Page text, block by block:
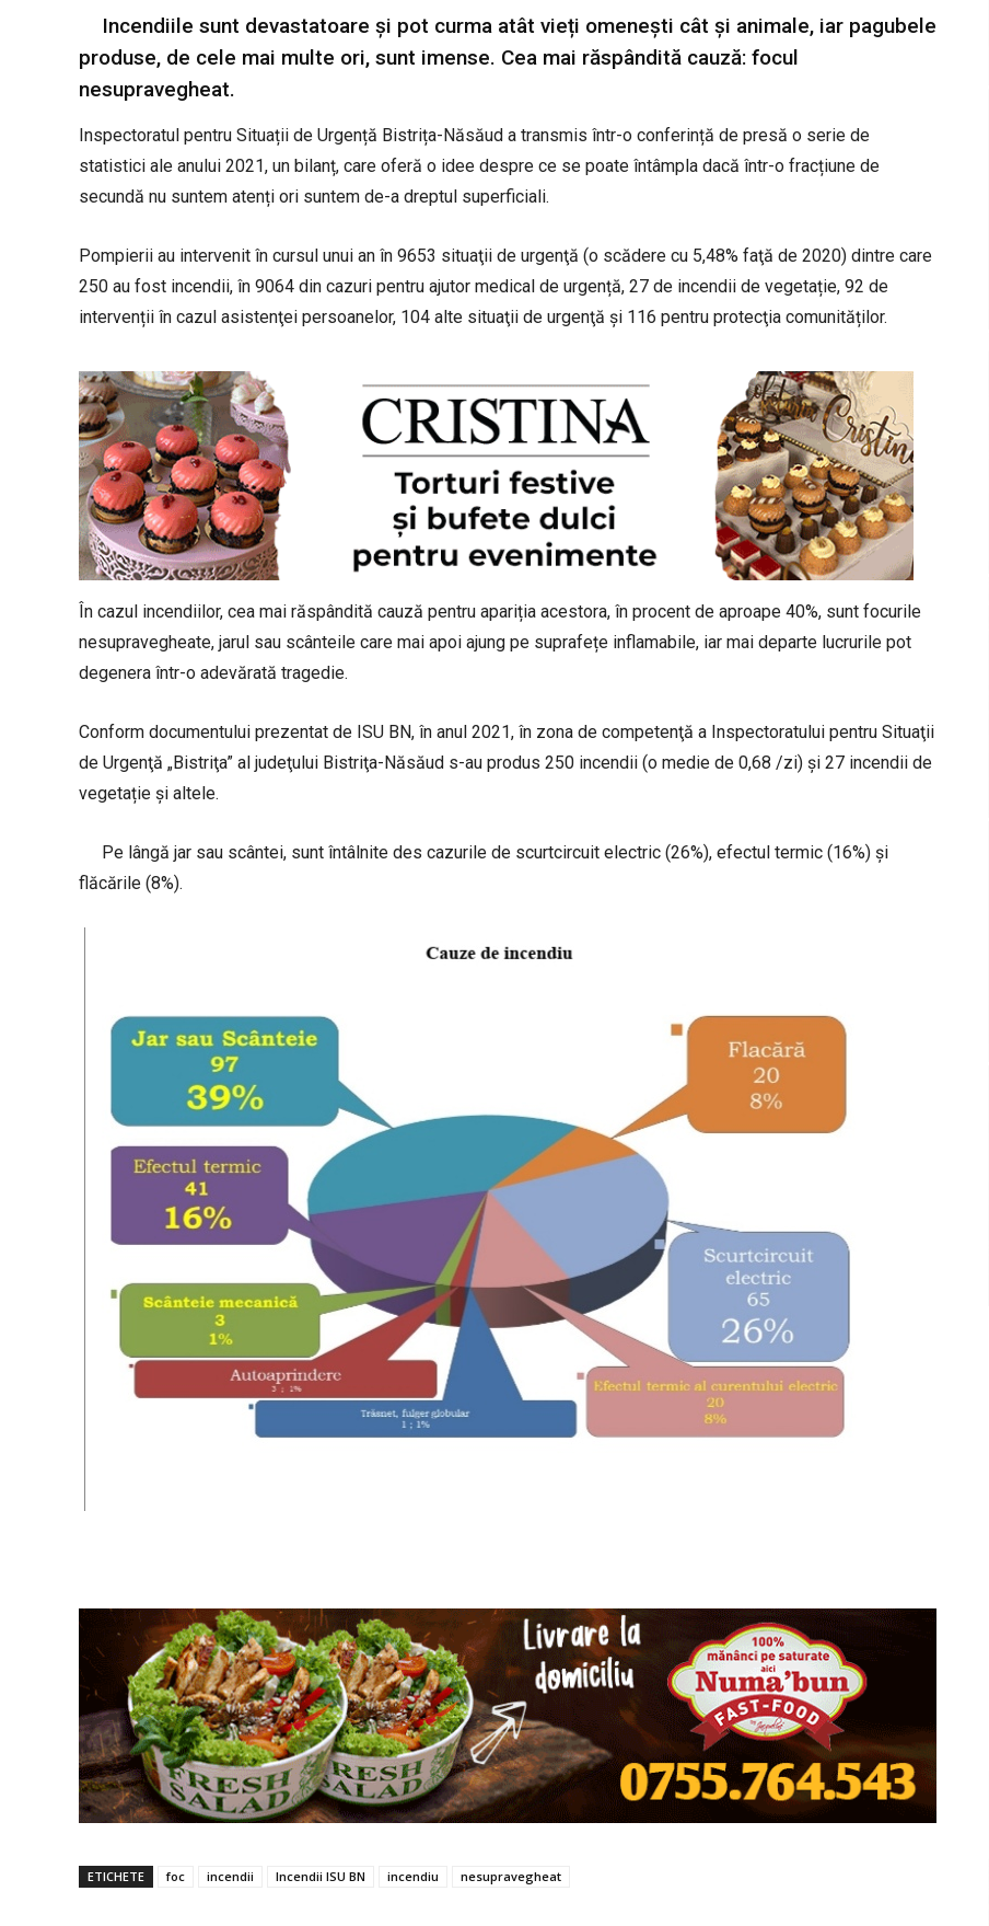
Incendiile sunt devastatoare și pot curma atât vieți omenești cât și animale, iar pagubele
produse, de cele mai multe ori, sunt imense. Cea mai răspândită cauză: focul
nesupravegheat.
Inspectoratul pentru Situații de Urgență Bistrița-Năsăud a transmis într-o conferință de presă o serie de
statistici ale anului 2021, un bilanț, care oferă o idee despre ce se poate întâmpla dacă într-o fracțiune de
secundă nu suntem atenți ori suntem de-a dreptul superficiali.
Pompierii au intervenit în cursul unui an în 9653 situaţii de urgenţă (o scădere cu 5,48% faţă de 2020) dintre care
250 au fost incendii, în 9064 din cazuri pentru ajutor medical de urgență, 27 de incendii de vegetație, 92 de
intervenții în cazul asistenţei persoanelor, 104 alte situaţii de urgenţă și 116 pentru protecţia comunităților.
În cazul incendiilor, cea mai răspândită cauză pentru apariția acestora, în procent de aproape 40%, sunt focurile
nesupravegheate, jarul sau scânteile care mai apoi ajung pe suprafețe inflamabile, iar mai departe lucrurile pot
degenera într-o adevărată tragedie.
Conform documentului prezentat de ISU BN, în anul 2021, în zona de competenţă a Inspectoratului pentru Situaţii
de Urgenţă „Bistriţa” al judeţului Bistriţa-Năsăud s-au produs 250 incendii (o medie de 0,68 /zi) și 27 incendii de
vegetație și altele.
Pe lângă jar sau scântei, sunt întâlnite des cazurile de scurtcircuit electric (26%), efectul termic (16%) și
flăcările (8%).
ETICHETE foc incendii Incendii ISU BN incendiu nesupravegheat